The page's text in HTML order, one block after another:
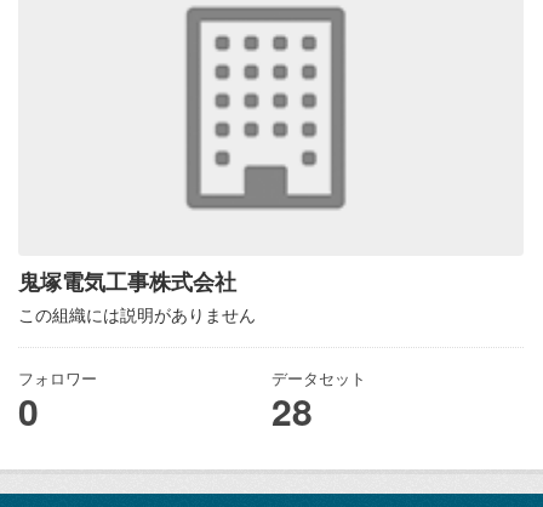
鬼塚電気工事株式会社
この組織には説明がありません
フォロワー
0
データセット
28